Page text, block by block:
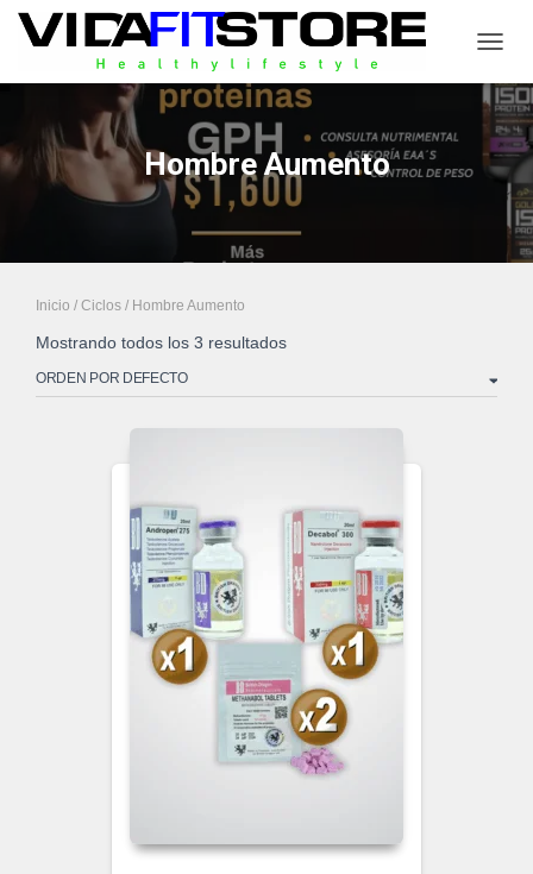
Hombre Aumento
Inicio / Ciclos / Hombre Aumento
Mostrando todos los 3 resultados